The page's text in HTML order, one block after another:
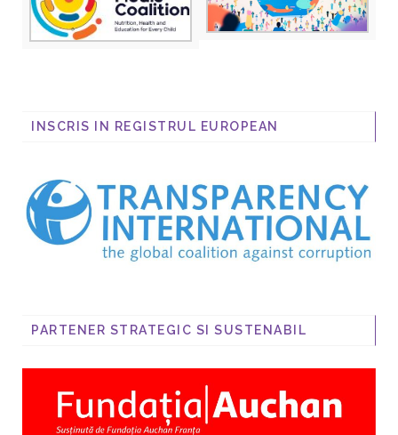
INSCRIS IN REGISTRUL EUROPEAN
PARTENER STRATEGIC SI SUSTENABIL